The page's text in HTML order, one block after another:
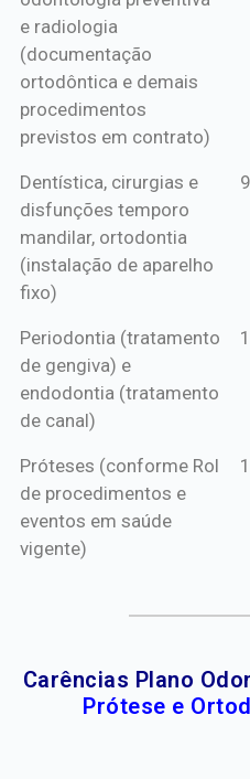
e radiologia
(documentação
ortodôntica e demais
procedimentos
previstos em contrato)
Dentística, cirurgias e
disfunções temporo
mandilar, ortodontia
(instalação de aparelho
fixo)
Periodontia (tratamento
de gengiva) e
endodontia (tratamento
de canal)
Próteses (conforme Rol
de procedimentos e
eventos em saúde
vigente)
Carências Plano
Prótese e